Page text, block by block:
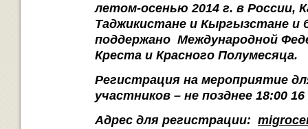
летом-осенью 2014 г. в России,
Таджикистане и Кыргызстане и
поддержано Международной
Креста и Красного Полумесяца.
Регистрация на мероприятие
участников – не позднее 18:00 16
Адрес для регистрации: